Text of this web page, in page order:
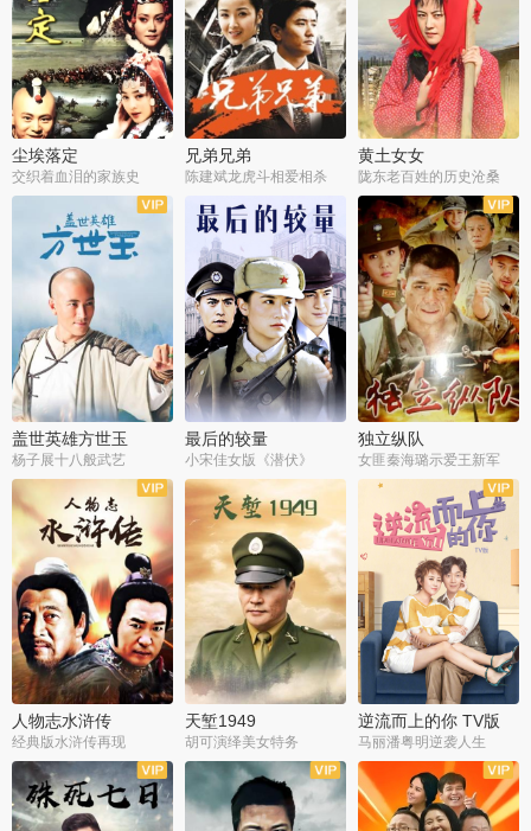
尘埃落定
交织着血泪的家族史
兄弟兄弟
陈建斌龙虎斗相爱相杀
黄土女女
陇东老百姓的历史沧桑
全36集
盖世英雄方世玉
杨子展十八般武艺
全28集
最后的较量
小宋佳女版《潜伏》
全44集
独立纵队
女匪秦海璐示爱王新军
全40集
人物志水浒传
经典版水浒传再现
全30集
天堑1949
胡可演绎美女特务
全43集
逆流而上的你 TV版
马丽潘粤明逆袭人生
全34集
全21集 全35集